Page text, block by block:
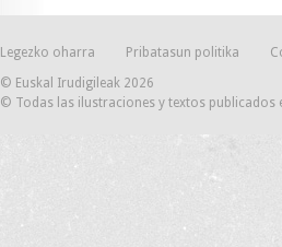
Legezko oharra Pribatasun politika
© Euskal Irudigileak 2026
© Todas las ilustraciones y textos publicados